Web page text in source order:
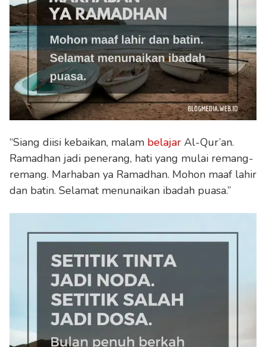
“Siang diisi kebaikan, malam belajar Al-Qur’an.
Ramadhan jadi penerang, hati yang mulai remang-
remang. Marhaban ya Ramadhan. Mohon maaf lahir
dan batin. Selamat menunaikan ibadah puasa.”